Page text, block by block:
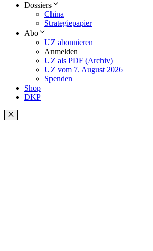
Dossiers
China
Strategiepapier
Abo
UZ abonnieren
Anmelden
UZ als PDF (Archiv)
UZ vom 7. August 2026
Spenden
Shop
DKP
Schließen